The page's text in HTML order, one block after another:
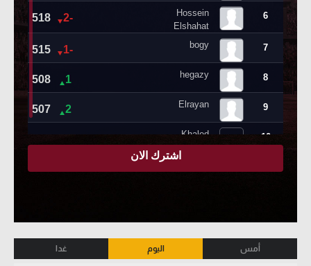
أمس اليوم غدا